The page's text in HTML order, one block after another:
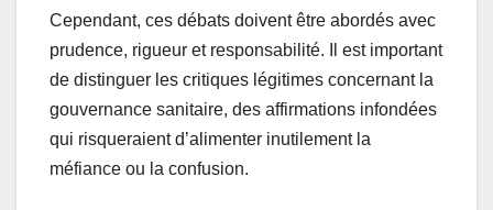
Cependant, ces débats doivent être abordés avec
prudence, rigueur et responsabilité. Il est important
de distinguer les critiques légitimes concernant la
gouvernance sanitaire, des affirmations infondées
qui risqueraient d’alimenter inutilement la
méfiance ou la confusion.